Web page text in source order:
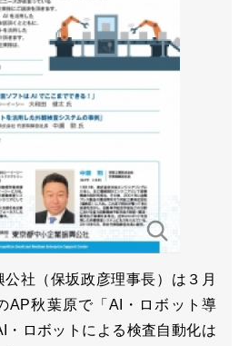
社（保坂政彦理事長）は３月
AP秋葉原で「AI・ロボット導
・ロボットによる検査自動化は